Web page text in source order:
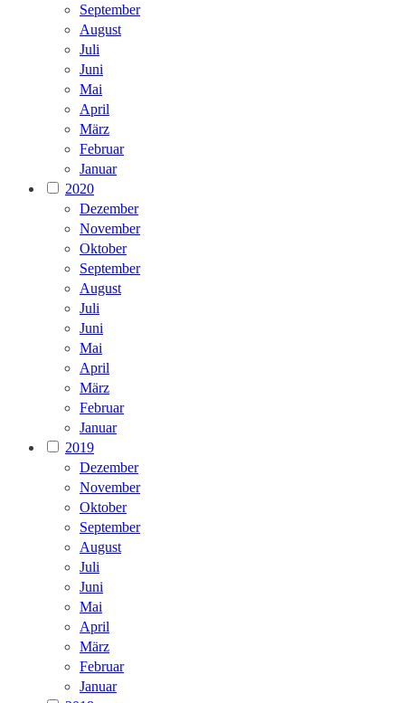
September
August
Juli
Juni
Mai
April
März
Februar
Januar
2020
Dezember
November
Oktober
September
August
Juli
Juni
Mai
April
März
Februar
Januar
2019
Dezember
November
Oktober
September
August
Juli
Juni
Mai
April
März
Februar
Januar